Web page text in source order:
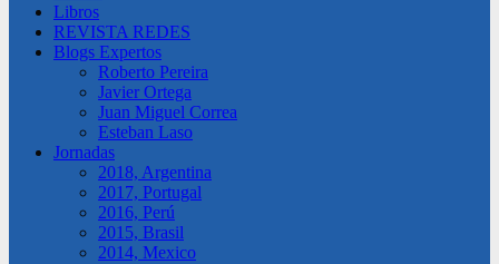
Libros
REVISTA REDES
Blogs Expertos
Roberto Pereira
Javier Ortega
Juan Miguel Correa
Esteban Laso
Jornadas
2018, Argentina
2017, Portugal
2016, Perú
2015, Brasil
2014, Mexico